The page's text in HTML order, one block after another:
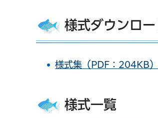
様式ダウンロー
様式集（PDF：204KB）
様式一覧